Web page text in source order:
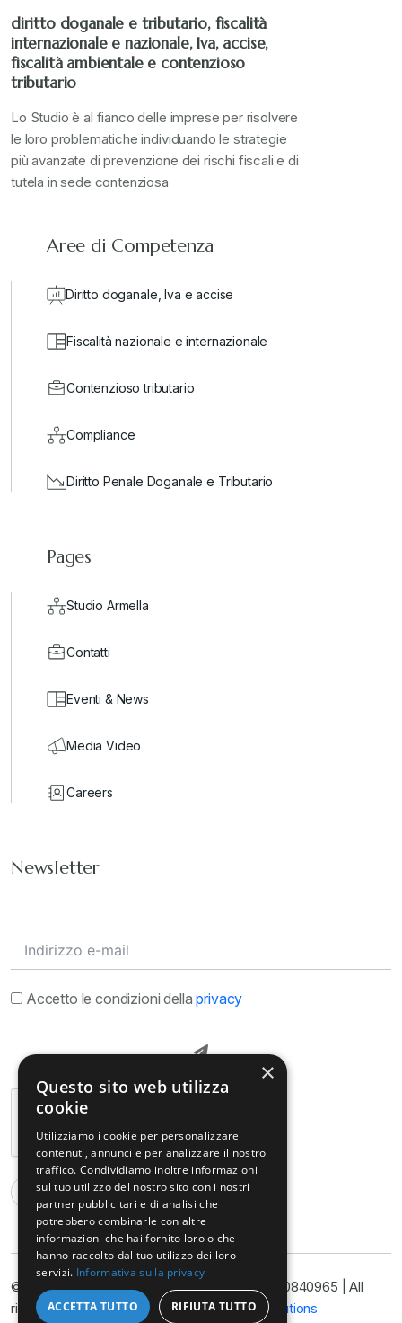
Stampa 2024
valore in dogana
diritto doganale e tributario, fiscalità
internazionale e nazionale, Iva, accise,
fiscalità ambientale e contenzioso
tributario
Lo Studio è al fianco delle imprese per risolvere
le loro problematiche individuando le strategie
più avanzate di prevenzione dei rischi fiscali e di
tutela in sede contenziosa
Aree di Competenza
Diritto doganale, Iva e accise
Fiscalità nazionale e internazionale
Contenzioso tributario
Compliance
Diritto Penale Doganale e Tributario
Pages
Studio Armella
Contatti
Eventi & News
Media Video
Careers
Newsletter
Accetto le condizioni dellaprivacy
© Copyright@ Studio Legale Armella P.I. 11090840965 | All
rights reserved 2025 | Developed byNyx Solutions
×
Questo sito web utilizza
cookie
Utilizziamo i cookie per personalizzare
contenuti, annunci e per analizzare il nostro
traffico. Condividiamo inoltre informazioni
sul tuo utilizzo del nostro sito con i nostri
partner pubblicitari e di analisi che
potrebbero combinarle con altre
informazioni che hai fornito loro o che
hanno raccolto dal tuo utilizzo dei loro
servizi. Informativa sulla privacy
ACCETTA TUTTO RIFIUTA TUTTO